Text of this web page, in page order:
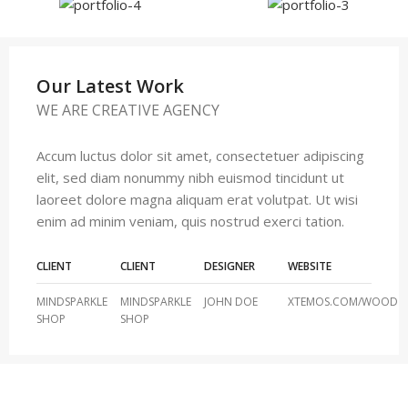
Our Latest Work
WE ARE CREATIVE AGENCY
Accum luctus dolor sit amet, consectetuer adipiscing
elit, sed diam nonummy nibh euismod tincidunt ut
laoreet dolore magna aliquam erat volutpat. Ut wisi
enim ad minim veniam, quis nostrud exerci tation.
CLIENT
MINDSPARKLE
SHOP
CLIENT
MINDSPARKLE
SHOP
DESIGNER
JOHN DOE
WEBSITE
XTEMOS.COM/WOOD